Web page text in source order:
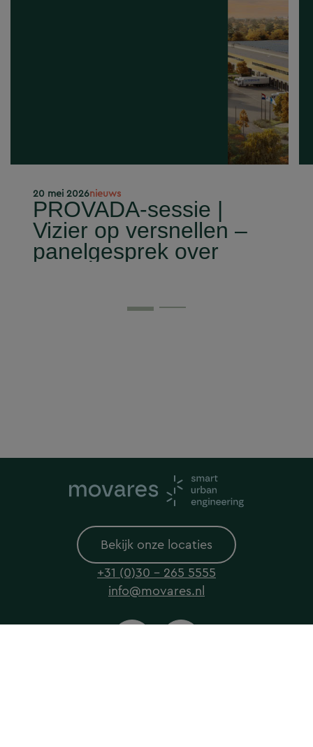
20 mei 2026nieuws
PROVADA-sessie |
Vizier op versnellen –
panelgesprek over
Bekijk onze locaties
+31 (0)30 - 265 5555
info@movares.nl